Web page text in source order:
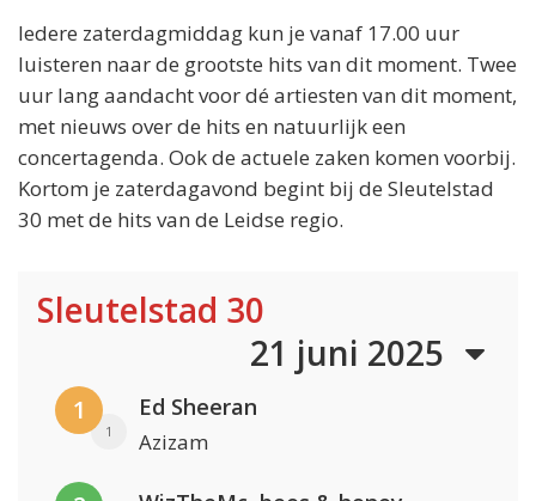
Iedere zaterdagmiddag kun je vanaf 17.00 uur
luisteren naar de grootste hits van dit moment. Twee
uur lang aandacht voor dé artiesten van dit moment,
met nieuws over de hits en natuurlijk een
concertagenda. Ook de actuele zaken komen voorbij.
Kortom je zaterdagavond begint bij de Sleutelstad
30 met de hits van de Leidse regio.
Sleutelstad 30
21 juni 2025
1
1
Ed Sheeran
Azizam